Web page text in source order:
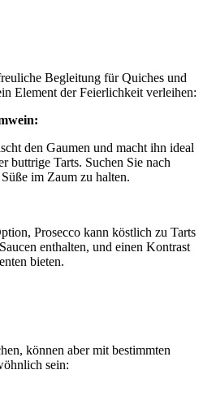
Begleitung für Quiches und
Element der Feierlichkeit verleihen:
den Gaumen und macht ihn ideal
buttrige Tarts. Suchen Sie nach
im Zaum zu halten.
Prosecco kann köstlich zu Tarts
enthalten, und einen Kontrast
bieten.
können aber mit bestimmten
sein: